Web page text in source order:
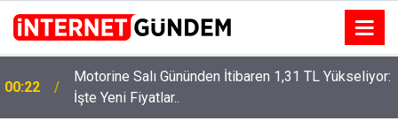
00:22
Motorine Salı Gününden İtibaren 1,31 TL Yükseliyor:
İşte Yeni Fiyatlar..